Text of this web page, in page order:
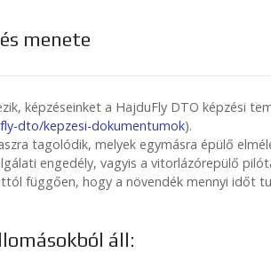
menete
képzéseinket a HajduFly DTO képzési
dto/kepzesi-dokumentumok).
tagolódik, melyek egymásra épülő
engedély, vagyis a vitorlázórepülő
függően, hogy a növendék mennyi időt
áll: